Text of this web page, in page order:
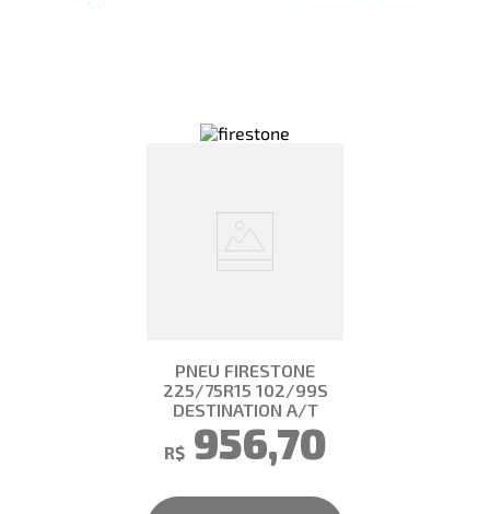
PNEU FIRESTONE
225/75R15 102/99S
DESTINATION A/T
R$ 956,70